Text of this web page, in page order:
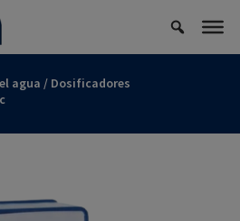
agua / Dosificadores